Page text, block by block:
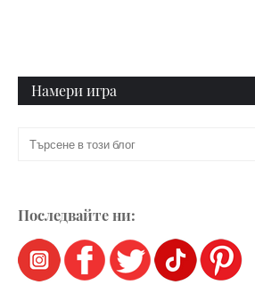
Намери игра
Последвайте ни: